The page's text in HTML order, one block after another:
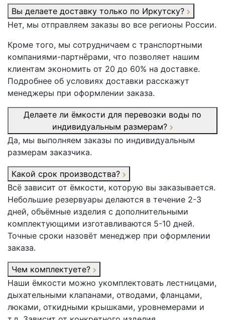
Вы делаете доставку только по Иркутску?
Нет, мы отправляем заказы во все регионы России.
Кроме того, мы сотрудничаем с транспортными
компаниями-партнёрами, что позволяет нашим
клиентам экономить от 20 до 60% на доставке.
Подробнее об условиях доставки расскажут
менеджеры при оформлении заказа.
Делаете ли ёмкости для перевозки воды по
индивидуальным размерам?
Да, мы выполняем заказы по индивидуальным
размерам заказчика.
Какой срок производства?
Всё зависит от ёмкости, которую вы заказывается.
Небольшие резервуары делаются в течение 2-3
дней, объёмные изделия с дополнительными
комплектующими изготавливаются 5-10 дней.
Точные сроки назовёт менеджер при оформлении
заказа.
Чем комплектуете?
Наши ёмкости можно укомплектовать лестницами,
дыхательными клапанами, отводами, фланцами,
люками, откидными крышками, уровнемерами и